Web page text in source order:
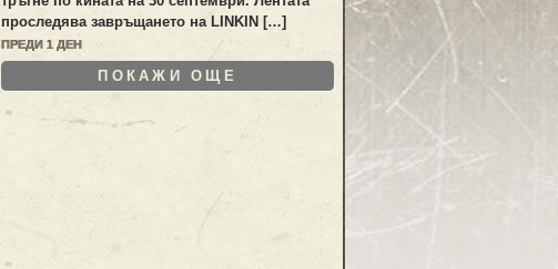
проследява завръщането наLINKIN […]
ПРЕДИ 1 ДЕН
ПОКАЖИ ОЩЕ